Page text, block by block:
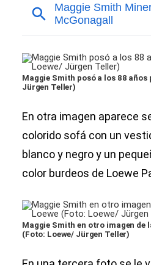
Maggie Smith posó a los 88 años
Jürgen Teller)
En otra imagen aparece
colorido sofá con un
blanco y negro y un
color burdeos de Loewe
Maggie Smith en otro imagen de
(Foto: Loewe/ Jürgen Teller)